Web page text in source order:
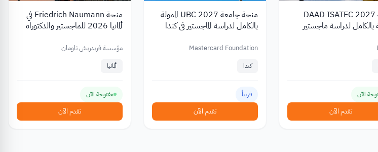
منحة DAAD ISATEC 2027
بالكامل لدراسة ماجستير
الآن
تقدم الآن
منحة جامعة UBC 2027 الممولة
بالكامل لدراسة الماجستير في كندا
Mastercard Foundation
كندا
قريباً
تقدم الآن
منحة Friedrich Naumann في
ألمانيا 2026 للماجستير والدكتوراه
مؤسسة فريدريش ناومان
ألمانيا
مفتوحة الآن
تقدم الآن